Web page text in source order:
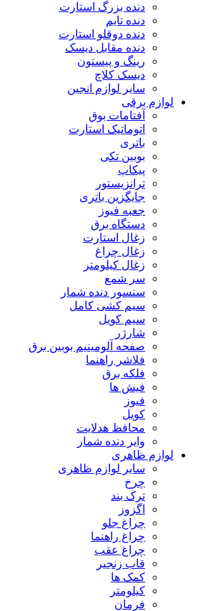
دنده بزرگ استارت
دنده تایم
دنده دوقلو استارت
دنده مقابل دیسک
رینگ و پیستون
دیسک کلاچ
سایر لوازم انجین
لوازم برقی
آفتامات بوق
اتوماتیک استارت
باتری
بوبین تکی
پیکاپ
ترانزیستور
جایگزین باتری
جعبه فیوز
دستگاه برق
زغال استارت
زغال چراغ
زغال کیلومتر
سر شمع
سنسور دنده شمار
سیم کشی کامل
سیم کویل
شارژر
صفحه آلومینیم بوبین برق
فلاشر راهنما
فلکه برق
فیش ها
فیوز
کویل
محافظ هدلایت
وایر دنده شمار
لوازم ظاهری
سایر لوازم ظاهری
چرخ
ترک بند
اگزوز
چراغ جلو
چراغ راهنما
چراغ عقب
قاب زنجیر
کمک ها
کیلومتر
فرمان